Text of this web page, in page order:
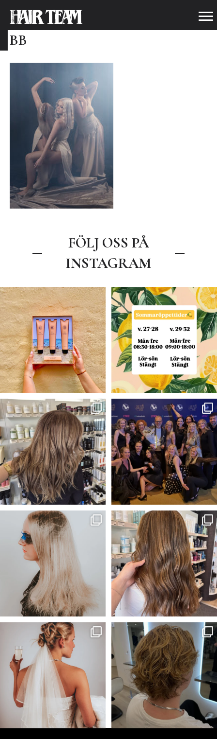
2016_HAIRTEAM_TEAM_010WE
BB
FÖLJ OSS PÅ
INSTAGRAM
.
☀️🧡Sommar tävling🧡☀️
Nu har du...
60 48
Våra öppettider under sommaren
🍋🌼
v. 27-28...
7 0
Blond —>Brunett 💫✨✨
Färg- Claudia
...
41 2
VINNARE I ÅRETS
ARBETSGIVARE 2026!⭐️🥂
Igår...
282 50
Vårat bidrag till Årets frisör
kollektion!🖤
...
55
Solkyssta slingor☀️
Frisör-Evelina🎨...
33 1
Wilmas och My’s bidrag till Årets
frisör kategori...
64 1
Kunden önskade sig mer textur
och ett lättare hår...
52 1